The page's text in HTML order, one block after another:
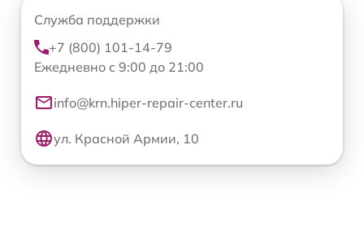
Служба поддержки
+7 (800) 101-14-79
Ежедневно с 9:00 до 21:00
info@krn.hiper-repair-center.ru
ул. Красной Армии, 10